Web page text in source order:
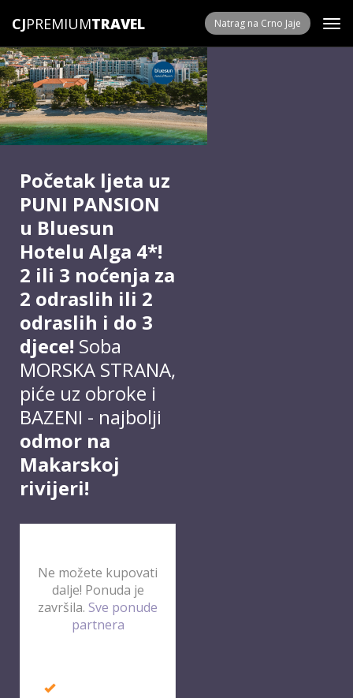
CJPREMIUM Natrag na Crno Jaje
Početak ljeta uz
PUNI PANSION
u Bluesun
Hotelu Alga 4*!
2 ili 3 noćenja za
2 odraslih ili 2
odraslih i do 3
djece! Soba
MORSKA STRANA,
piće uz obroke i
BAZENI - najbolji
odmor na
Makarskoj
rivijeri!
Ne možete kupovati
dalje! Ponuda je
završila. Sve ponude
partnera